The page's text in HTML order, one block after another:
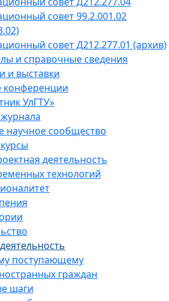
совет 99.2.001.02
совет Д212.277.01 (архив)
и справочные сведения
и выставки
конференции
УлГТУ»
научное сообщество
деятельность
технологий
поступающему
граждан
шаги